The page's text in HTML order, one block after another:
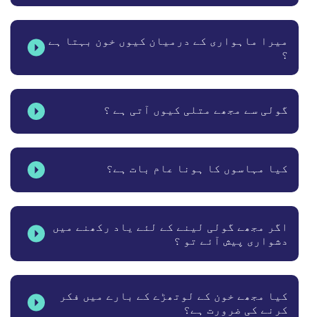
میرا ماہواری کے درمیان کیوں خون بہتا ہے
؟
گولی سے مجھے متلی کیوں آتی ہے ؟
کیا مہاسوں کا ہونا عام بات ہے؟
اگر مجھے گولی لینے کے لئے یاد رکھنے میں
دشواری پیش آئے تو ؟
کیا مجھے خون کے لوتھڑے کے بارے میں فکر
کرنے کی ضرورت ہے؟